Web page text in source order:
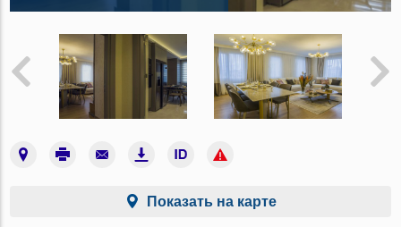
Показать на карте